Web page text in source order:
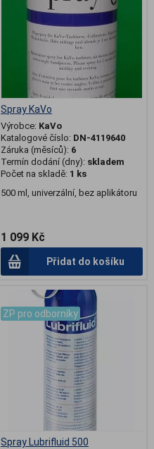
Spray KaVo
Výrobce: KaVo
Katalogové číslo: DN-4119640
Záruka (měsíců): 6
Termín dodání (dny): skladem
Počet na skladě: 1 ks
500 ml, univerzální, bez aplikátoru
1 099 Kč
Přidat do košíku
ZP pro odborníky
Spray Lubrifluid 500